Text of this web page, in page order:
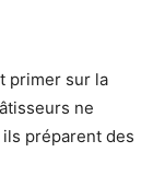
primer sur la
ne
préparent des